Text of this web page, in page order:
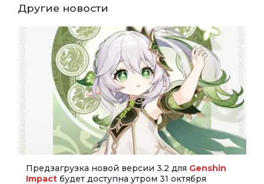
Другие новости
Предзагрузка новой версии 3.2 для Genshin
Impact будет доступна утром 31 октября